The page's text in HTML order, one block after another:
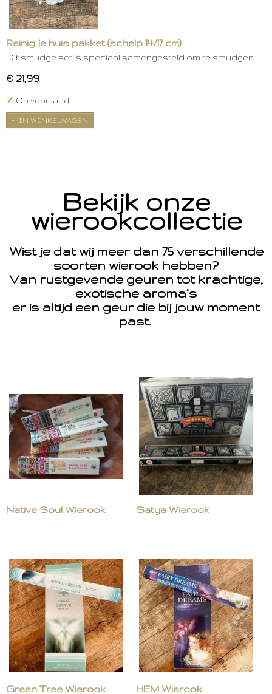
Reinig je huis pakket (schelp 14/17 cm)
Dit smudge set is speciaal samengesteld om te smudgen.…
€ 21,99
✓ Op voorraad
IN WINKELWAGEN
Bekijk onze
wierookcollectie
Wist je dat wij meer dan 75 verschillende
soorten wierook hebben?
Van rustgevende geuren tot krachtige,
exotische aroma’s
er is altijd een geur die bij jouw moment
past.
Native Soul Wierook Satya Wierook
Green Tree Wierook HEM Wierook